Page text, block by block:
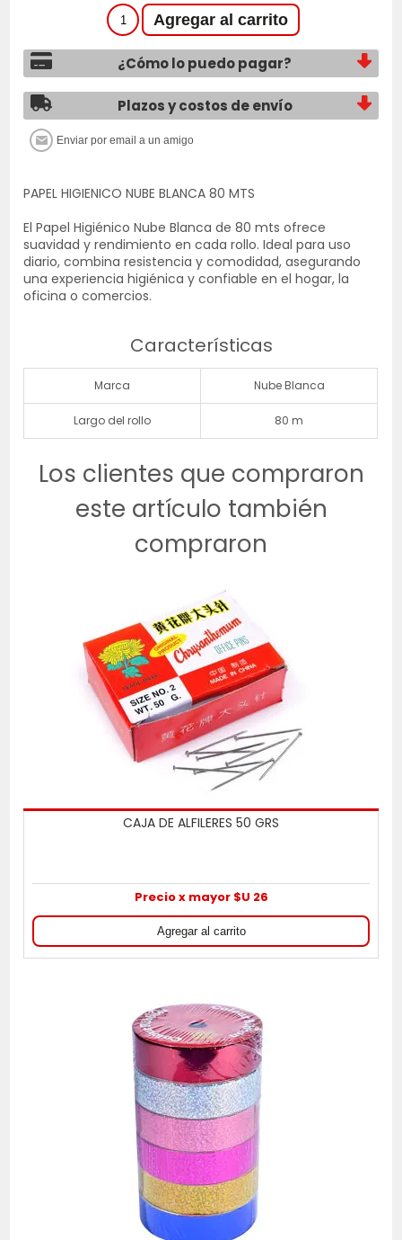
¿Cómo lo puedo pagar?
Plazos y costos de envío
PAPEL HIGIENICO NUBE BLANCA 80 MTS
El Papel Higiénico Nube Blanca de 80 mts ofrece
suavidad y rendimiento en cada rollo. Ideal para uso
diario, combina resistencia y comodidad, asegurando
una experiencia higiénica y confiable en el hogar, la
oficina o comercios.
Características
Marca Nube Blanca
Largo del rollo 80 m
Los clientes que compraron
este artículo también
compraron
CAJA DE ALFILERES 50 GRS
Precio x mayor $U 26